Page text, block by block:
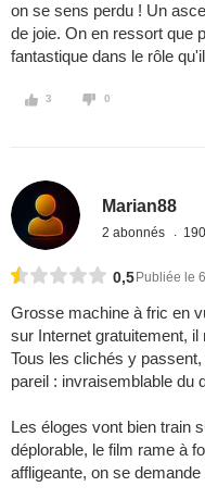
on se sens perdu ! Un
de joie. On en ressort que
fantastique dans le rôle
3 0
Marian88
2 abonnés
0,5 Publiée le
Grosse machine à fric en
sur Internet gratuitement,
Tous les clichés y
pareil : invraisemblable du
Les éloges vont bien train
déplorable, le film rame à
affligeante, on se